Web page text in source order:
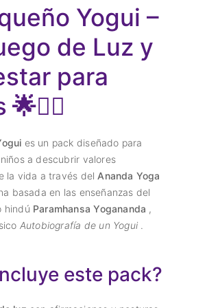
Yogui –
de Luz y
para
🌟🧘‍♂️
es un pack diseñado para
a descubrir valores
la vida a través del Ananda Yoga
basada en las enseñanzas del
hindú Paramhansa Yogananda ,
Autobiografía de un Yogui .
este pack?